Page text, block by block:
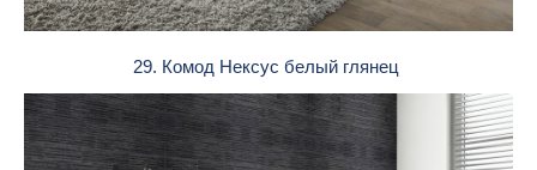
29. Комод Нексус белый глянец